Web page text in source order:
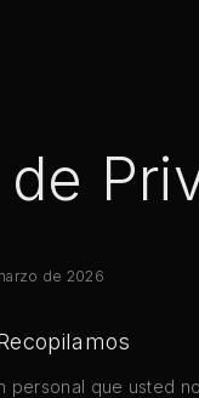
de 2026
personal que usted